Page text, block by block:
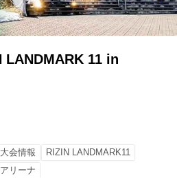
LANDMARK 11 in
大会情報
RIZIN LANDMARK11
リーナ